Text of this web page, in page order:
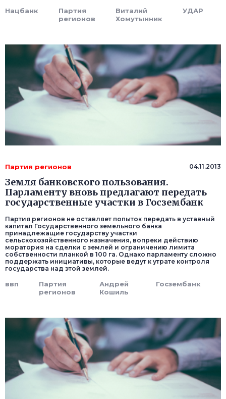
Нацбанк
Партия
регионов
Виталий
Хомутынник
УДАР
Партия регионов 04.11.2013
Земля банковского пользования.
Парламенту вновь предлагают передать
государственные участки в Госзембанк
Партия регионов не оставляет попыток передать в уставный
капитал Государственного земельного банка
принадлежащие государству участки
сельскохозяйственного назначения, вопреки действию
моратория на сделки с землей и ограничению лимита
собственности планкой в 100 га. Однако парламенту сложно
поддержать инициативы, которые ведут к утрате контроля
государства над этой землей.
ввп
Партия
регионов
Андрей
Кошиль
Госзембанк